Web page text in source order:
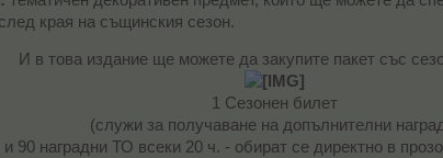
края на същинския сезон.
И в това издание ще можете да закупите пакет със
1 Сезонен билет
(служи за получаване на допълнителни
и 90 наградни ТО всеки 20 ч. - обират се директно в